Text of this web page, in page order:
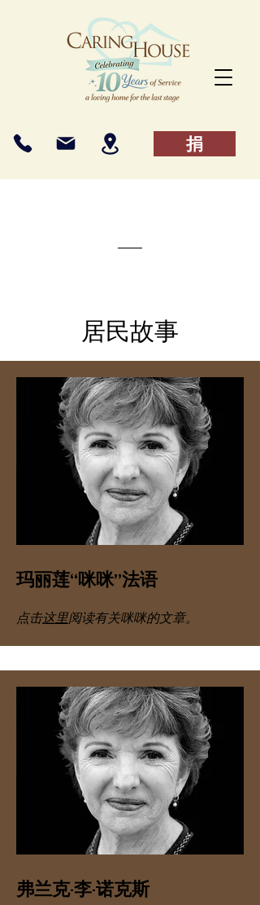
捐
居民故事
玛丽莲“咪咪”法语
点击这里阅读有关咪咪的文章。
弗兰克·李·诺克斯